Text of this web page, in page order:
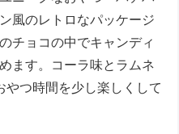
風のレトロなパッケージ
チョコの中でキャンディ
ます。コーラ味とラムネ
やつ時間を少し楽しくして